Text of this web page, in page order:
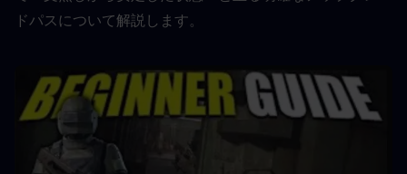
ドパスについて解説します。